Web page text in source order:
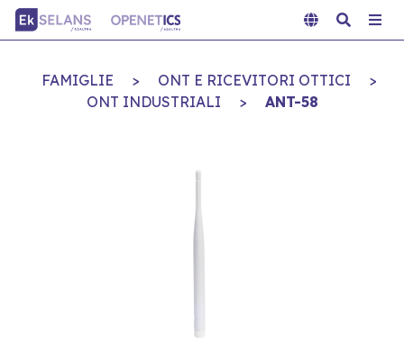
FAMIGLIE > ONT E RICEVITORI OTTICI
>
ONT INDUSTRIALI
> ANT-58